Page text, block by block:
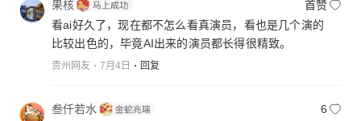
果核
首赞
看ai好久了，现在都不怎么看真演员，看也是几个演的
比较出色的，毕竟AI出来的演员都长得很精致。
贵州网友 7月4日 回复
叁仟若水
6